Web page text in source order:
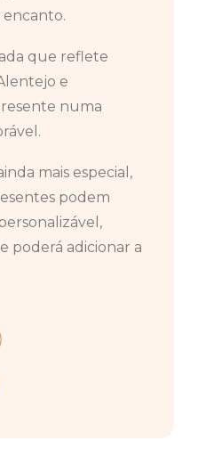
encanto.
que reflete
e
numa
mais especial,
podem
poderá adicionar a